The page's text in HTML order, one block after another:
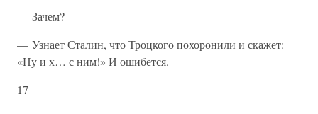
— Зачем?
— Узнает Сталин, что Троцкого похоронили и скажет:
«Ну и х… с ним!» И ошибется.
17